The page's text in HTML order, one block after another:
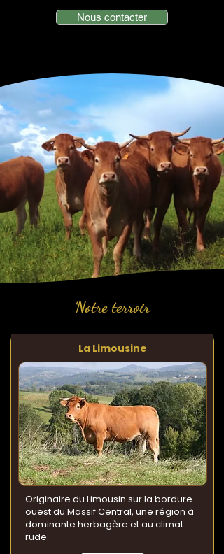
Nous contacter
Notre terroir
La Limousine
Originaire du Limousin sur la bordure
ouest du Massif Central, une région à
dominante herbagère et au climat
rude.